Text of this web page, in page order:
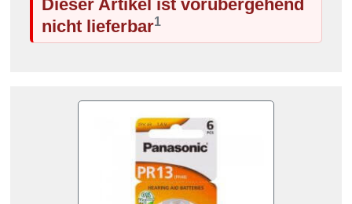
Dieser Artikel ist vorübergehend
nicht lieferbar1